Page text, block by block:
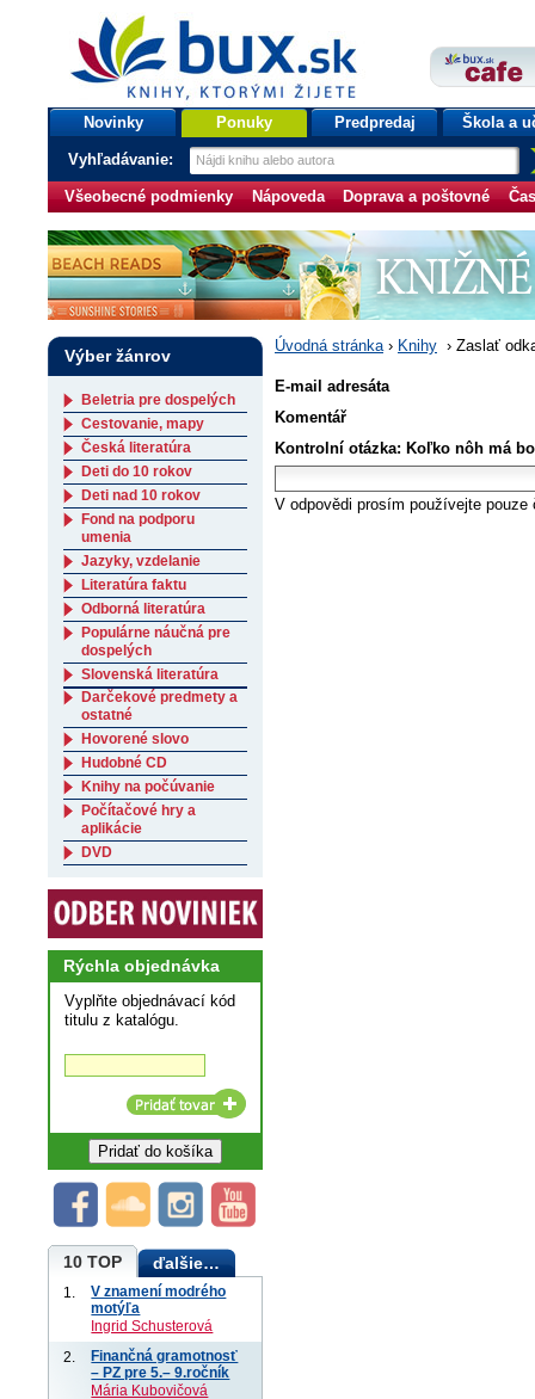
bux.sk
knihy, ktorými žijete
Úvodná stránka
Novinky Ponuky Predpredaj Škola a
Vyhľadávanie:
Všeobecné podmienky Nápoveda Doprava a poštovné
Úvodná stránka› Knihy › Zaslať
E-mail adresáta
Komentář
Kontrolní otázka: Koľko nôh má
V odpovědi prosím používejte pouze
Výber žánrov
Beletria pre dospelých
Cestovanie, mapy
Česká literatúra
Deti do 10 rokov
Deti nad 10 rokov
Fond na podporu
umenia
Jazyky, vzdelanie
Literatúra faktu
Odborná literatúra
Populárne náučná pre
dospelých
Slovenská literatúra
Darčekové predmety a
ostatné
Hovorené slovo
Hudobné CD
Knihy na počúvanie
Počítačové hry a
aplikácie
DVD
Rýchla objednávka
Vyplňte objednávací kód
titulu z katalógu.
10 TOP ďalšie…
1.
V znamení modrého
motýľa
Ingrid Schusterová
2.
Finančná gramotnosť
– PZ pre 5.– 9.ročník
Mária Kubovičová